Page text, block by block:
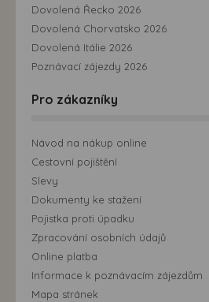
Dovolená Řecko 2026
Dovolená Chorvatsko 2026
Dovolená Itálie 2026
Poznávací zájezdy 2026
Pro zákazníky
Návod na nákup online
Cestovní pojištění
Slevy
Dokumenty ke stažení
Pojistka proti úpadku
Zpracování osobních údajů
Online platba
Informace k poznávacím zájezdům
Mapa stránek